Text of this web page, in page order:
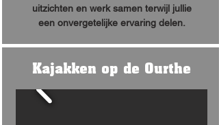
uitzichten en werk samen terwijl jullie
een onvergetelijke ervaring delen.
Kajakken op de Ourthe